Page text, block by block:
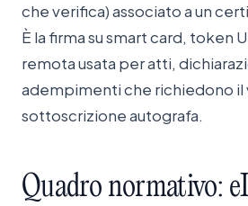
che verifica) associato a un
È la firma su smart card, token
remota usata per atti,
adempimenti che richiedono il
sottoscrizione autografa.
Quadro normativo: